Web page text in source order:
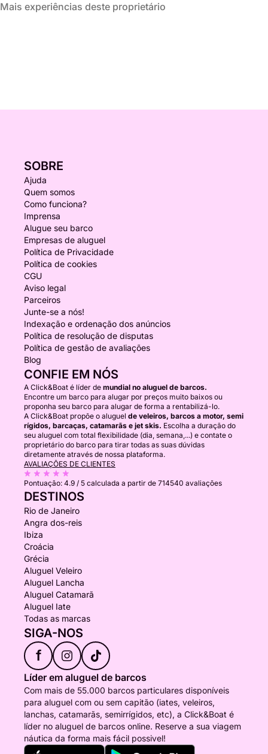
Mais experiências deste proprietário
SOBRE
Ajuda
Quem somos
Como funciona?
Imprensa
Alugue seu barco
Empresas de aluguel
Política de Privacidade
Política de cookies
CGU
Aviso legal
Parceiros
Junte-se a nós!
Indexação e ordenação dos anúncios
Política de resolução de disputas
Política de gestão de avaliações
Blog
CONFIE EM NÓS
A Click&Boat é líder de mundial no aluguel de barcos.
Encontre um barco para alugar por preços muito baixos ou
proponha seu barco para alugar de forma a rentabilizá-lo.
A Click&Boat propõe o aluguel de veleiros, barcos a motor, semi
rígidos, barcaças, catamarãs e jet skis. Escolha a duração do
seu aluguel com total flexibilidade (dia, semana,...) e contate o
proprietário do barco para tirar todas as suas dúvidas
diretamente através de nossa plataforma.
AVALIAÇÕES DE CLIENTES
Pontuação: 4.9 / 5 calculada a partir de 714540 avaliações
DESTINOS
Rio de Janeiro
Angra dos-reis
Ibiza
Croácia
Grécia
Aluguel Veleiro
Aluguel Lancha
Aluguel Catamarã
Aluguel Iate
Todas as marcas
SIGA-NOS
f
Líder em aluguel de barcos
Com mais de 55.000 barcos particulares disponíveis
para aluguel com ou sem capitão (iates, veleiros,
lanchas, catamarãs, semirrígidos, etc), a Click&Boat é
líder no aluguel de barcos online. Reserve a sua viagem
náutica da forma mais fácil possivel!